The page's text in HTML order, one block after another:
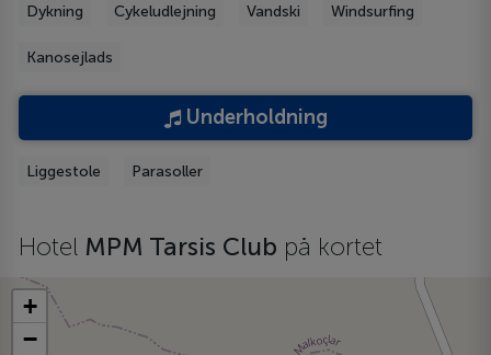
Dykning Cykeludlejning Vandski Windsurfing
Kanosejlads
Underholdning
Liggestole Parasoller
Hotel MPM Tarsis Club på kortet
+
−